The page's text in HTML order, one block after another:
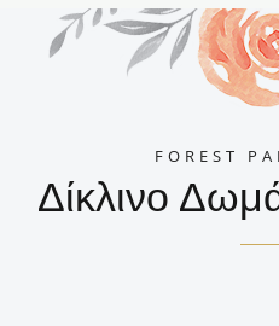
FOREST
Δίκλινο